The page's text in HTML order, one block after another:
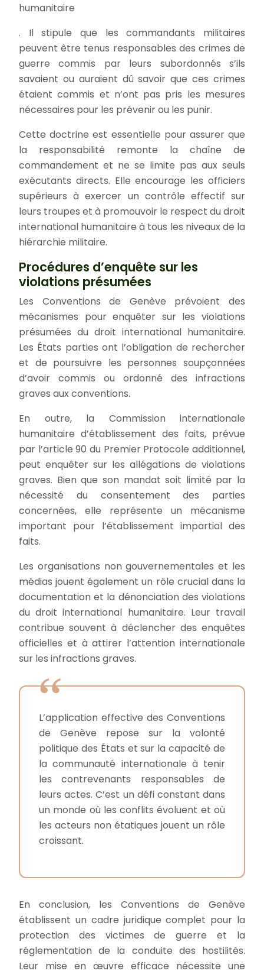
humanitaire
. Il stipule que les commandants militaires
peuvent être tenus responsables des crimes de
guerre commis par leurs subordonnés s’ils
savaient ou auraient dû savoir que ces crimes
étaient commis et n’ont pas pris les mesures
nécessaires pour les prévenir ou les punir.
Cette doctrine est essentielle pour assurer que
la responsabilité remonte la chaîne de
commandement et ne se limite pas aux seuls
exécutants directs. Elle encourage les officiers
supérieurs à exercer un contrôle effectif sur
leurs troupes et à promouvoir le respect du droit
international humanitaire à tous les niveaux de la
hiérarchie militaire.
Procédures d’enquête sur les
violations présumées
Les Conventions de Genève prévoient des
mécanismes pour enquêter sur les violations
présumées du droit international humanitaire.
Les États parties ont l’obligation de rechercher
et de poursuivre les personnes soupçonnées
d’avoir commis ou ordonné des infractions
graves aux conventions.
En outre, la Commission internationale
humanitaire d’établissement des faits, prévue
par l’article 90 du Premier Protocole additionnel,
peut enquêter sur les allégations de violations
graves. Bien que son mandat soit limité par la
nécessité du consentement des parties
concernées, elle représente un mécanisme
important pour l’établissement impartial des
faits.
Les organisations non gouvernementales et les
médias jouent également un rôle crucial dans la
documentation et la dénonciation des violations
du droit international humanitaire. Leur travail
contribue souvent à déclencher des enquêtes
officielles et à attirer l’attention internationale
sur les infractions graves.
L’application effective des Conventions
de Genève repose sur la volonté
politique des États et sur la capacité de
la communauté internationale à tenir
les contrevenants responsables de
leurs actes. C’est un défi constant dans
un monde où les conflits évoluent et où
les acteurs non étatiques jouent un rôle
croissant.
En conclusion, les Conventions de Genève
établissent un cadre juridique complet pour la
protection des victimes de guerre et la
réglementation de la conduite des hostilités.
Leur mise en œuvre efficace nécessite une